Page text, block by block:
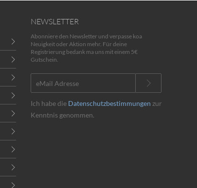
NEWSLETTER
Abonniere den Newsletter und verpasse koa
Neuigkeit oder Aktion mehr. Für deine
Registrierung bedank ma uns mit einem 5€
Gutschein.
Ich habe die Datenschutzbestimmungen zur
Kenntnis genommen.